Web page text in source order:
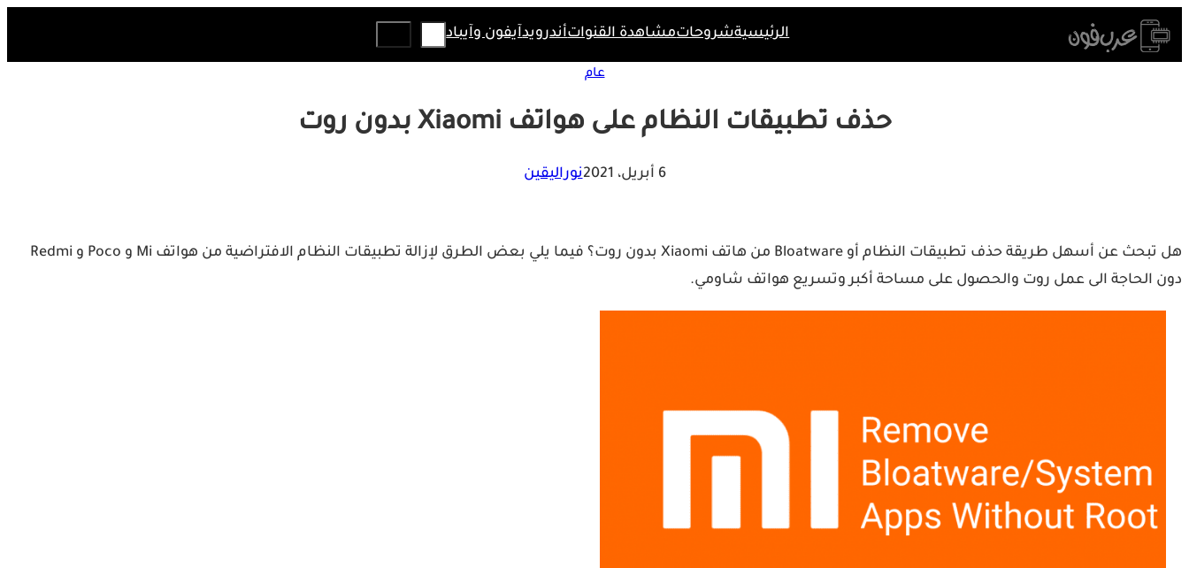
Skip
to
الرئيسيةشروحاتمشاهدة القنواتأندرويدآيفون وآيباد
عام
حذف تطبيقات النظام على هواتف Xiaomi بدون روت
6 أبريل، 2021 نوراليقين
هل تبحث عن أسهل طريقة حذف تطبيقات النظام أو Bloatware من هاتف Xiaomi بدون روت؟ فيما يلي بعض الطرق لإزالة تطبيقات النظام الافتراضية من هواتف Mi و Poco و Redmi
دون الحاجة الى عمل روت والحصول على مساحة أكبر وتسريع هواتف شاومي.